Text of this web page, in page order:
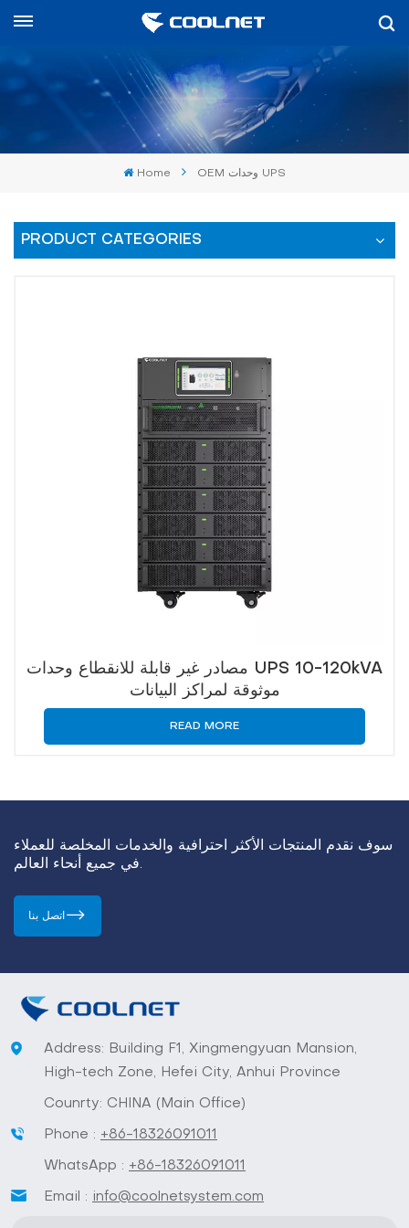
Home OEM وحدات UPS
PRODUCT CATEGORIES
مصادر غير قابلة للانقطاع وحدات UPS 10-120kVA
موثوقة لمراكز البيانات
READ MORE
سوف نقدم المنتجات الأكثر احترافية والخدمات المخلصة للعملاء
في جميع أنحاء العالم.
اتصل بنا
Address: Building F1, Xingmengyuan Mansion,
High-tech Zone, Hefei City, Anhui Province
Counrty: CHINA (Main Office)
Phone : +86-18326091011
WhatsApp : +86-18326091011
Email : info@coolnetsystem.com